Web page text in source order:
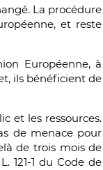
La procédure
et reste
Européenne, à
ils bénéficient de
et les ressources.
de menace pour
de trois mois de
121-1 du Code de